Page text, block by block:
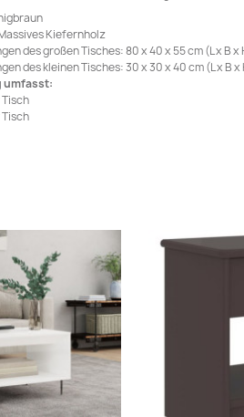
Kiefernholz
des großen Tisches: 80 x 40 x 55 cm (L x B x
des kleinen Tisches: 30 x 30 x 40 cm (L x B x
umfasst:
Tisch